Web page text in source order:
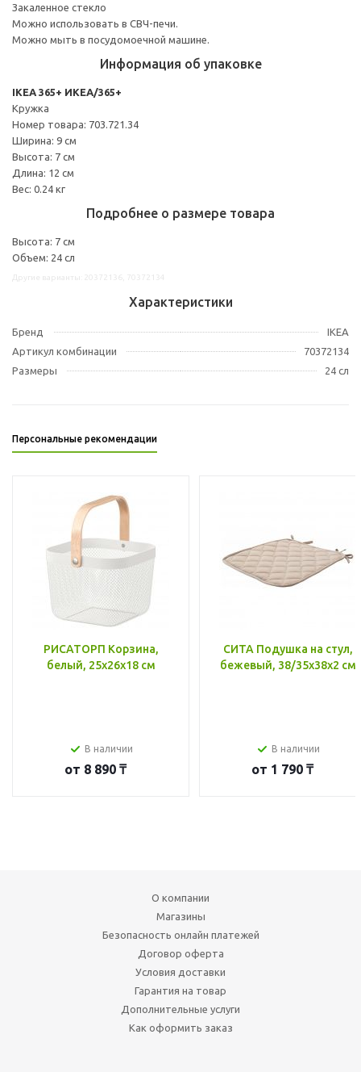
Закаленное стекло
Можно использовать в СВЧ-печи.
Можно мыть в посудомоечной машине.
Информация об упаковке
IKEA 365+ ИКЕА/365+
Кружка
Номер товара: 703.721.34
Ширина: 9 см
Высота: 7 см
Длина: 12 см
Вес: 0.24 кг
Подробнее о размере товара
Высота: 7 см
Объем: 24 сл
Характеристики
Бренд
IKEA
Артикул комбинации
70372134
Размеры
24 сл
Персональные рекомендации
РИСАТОРП Корзина,
белый, 25x26x18 см
В наличии
от 8 890 ₸
СИТА Подушка на стул,
бежевый, 38/35x38x2 см
В наличии
от 1 790 ₸
О компании
Магазины
Безопасность онлайн платежей
Договор оферта
Условия доставки
Гарантия на товар
Дополнительные услуги
Как оформить заказ